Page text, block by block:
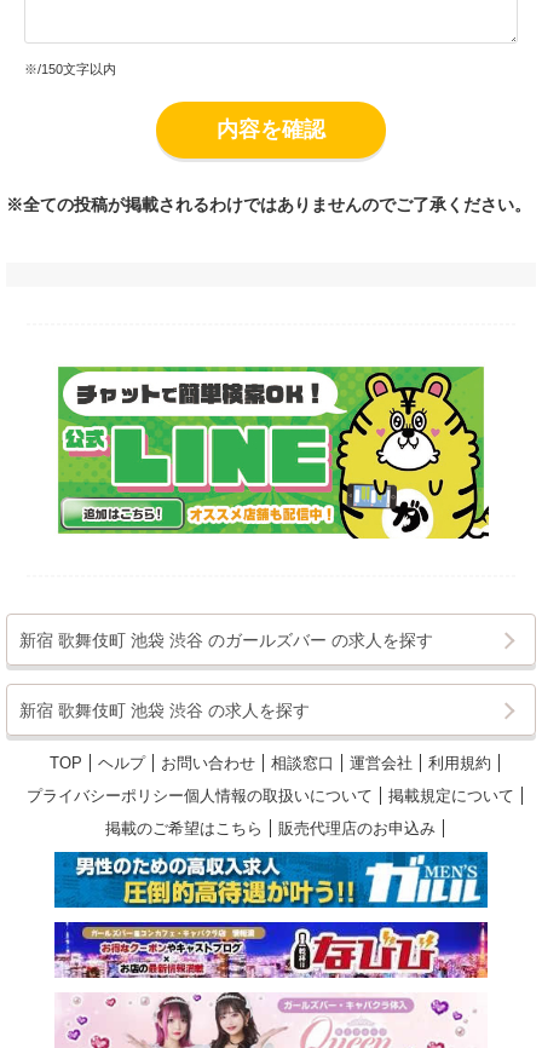
※/150文字以内
内容を確認
※全ての投稿が掲載されるわけではありませんのでご了承ください。
新宿 歌舞伎町 池袋 渋谷 のガールズバー の求人を探す
新宿 歌舞伎町 池袋 渋谷 の求人を探す
TOP ヘルプ お問い合わせ 相談窓口 運営会社
利用規約
プライバシーポリシー個人情報の取扱いについて
掲載規定について
掲載のご希望はこちら
販売代理店のお申込み